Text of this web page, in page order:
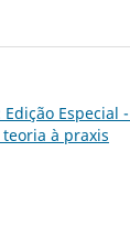
Especial
à praxis